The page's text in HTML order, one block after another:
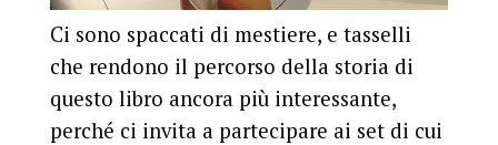
Ci sono spaccati di mestiere, e tasselli
che rendono il percorso della storia di
questo libro ancora più interessante,
perché ci invita a partecipare ai set di cui